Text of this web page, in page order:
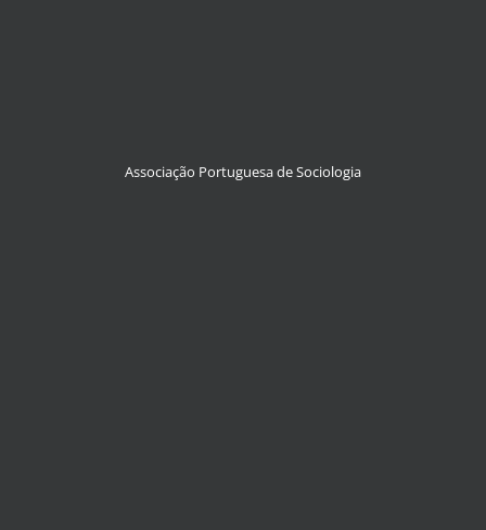
Associação Portuguesa de Sociologia